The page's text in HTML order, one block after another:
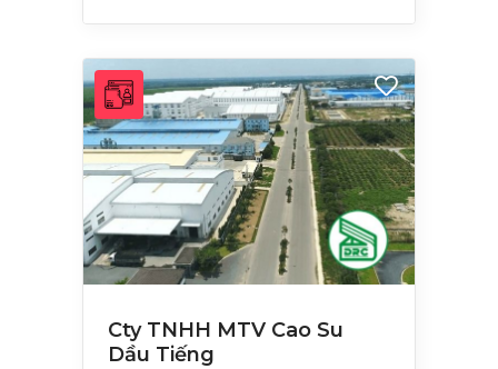
Cty TNHH MTV Cao Su
Dầu Tiếng